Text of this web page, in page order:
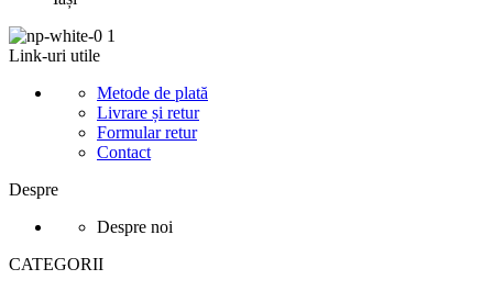
Link-uri utile
Metode de plată
Livrare și retur
Formular retur
Contact
Despre
Despre noi
CATEGORII